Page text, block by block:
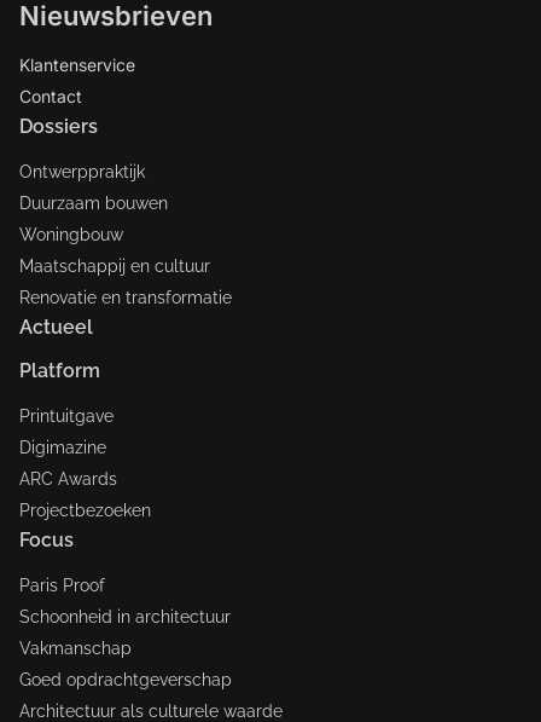
Nieuwsbrieven
Klantenservice
Contact
Dossiers
Ontwerppraktijk
Duurzaam bouwen
Woningbouw
Maatschappij en cultuur
Renovatie en transformatie
Actueel
Platform
Printuitgave
Digimazine
ARC Awards
Projectbezoeken
Focus
Paris Proof
Schoonheid in architectuur
Vakmanschap
Goed opdrachtgeverschap
Architectuur als culturele waarde